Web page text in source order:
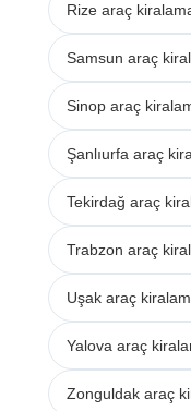
Rize araç
Samsun araç
Sinop araç
Şanlıurfa araç
Tekirdağ araç
Trabzon araç
Uşak araç
Yalova araç
Zonguldak araç